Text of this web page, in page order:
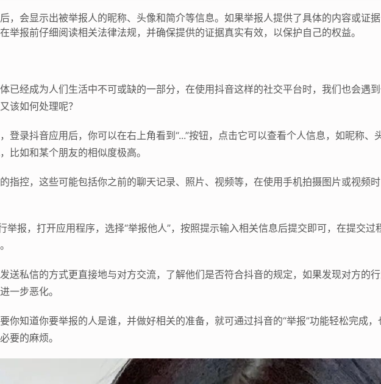
，会显示出被举报人的昵称、头像和简介等信息。如果举报人提供了具体的内容或证
举报前仔细阅读相关法律法规，并确保提供的证据真实有效，以保护自己的权益。
已经成为人们生活中不可或缺的一部分，在使用抖音这样的社交平台时，我们也会遇
该如何处理呢？
登录抖音应用后，你可以在右上角看到“...”按钮，点击它可以查看个人信息，如昵称、
比如和某个朋友的相似度极高。
指控，这些可能包括你之前的聊天记录、照片、视频等，在使用手机拍摄图片或视频
举报，打开应用程序，选择“举报他人”，按照提示输入相关信息后提交即可，在提交过
送私信的方式更直接地与对方交流，了解他们是否符合抖音的规定，如果发现对方的
一步恶化。
你知道你要举报的人是谁，并做好相关的准备，就可通过抖音的“举报”功能轻松完成
要的麻烦。